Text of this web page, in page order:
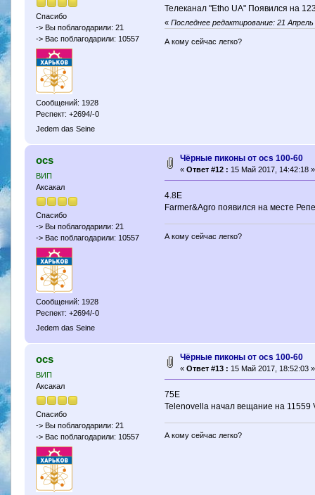
Спасибо
-> Вы поблагодарили: 21
-> Вас поблагодарили: 10557
Сообщений: 1928
Респект: +2694/-0
Jedem das Seine
Телеканал "Еtho UA" Появился на
«Последнее редактирование: 21
А кому сейчас легко?
ocs
ВИП
Аксакал
Спасибо
-> Вы поблагодарили: 21
-> Вас поблагодарили: 10557
Сообщений: 1928
Респект: +2694/-0
Jedem das Seine
Чёрные пиконы от ocs 100-60
« Ответ #12 : 15 Май 2017, 14:42:18 »
4.8Е
Farmer&Agro появился на месте
А кому сейчас легко?
ocs
ВИП
Аксакал
Спасибо
-> Вы поблагодарили: 21
-> Вас поблагодарили: 10557
Чёрные пиконы от ocs 100-60
« Ответ #13 : 15 Май 2017, 18:52:03 »
75Е
Telenovella начал вещание на 11559
А кому сейчас легко?